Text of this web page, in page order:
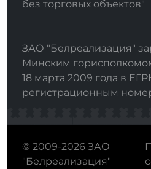
без торговых объектов"
ЗАО "Белреализация"
Минским
18 марта 2009 года в
регистрационным
© 2009-2026 ЗАО
"Белреализация"